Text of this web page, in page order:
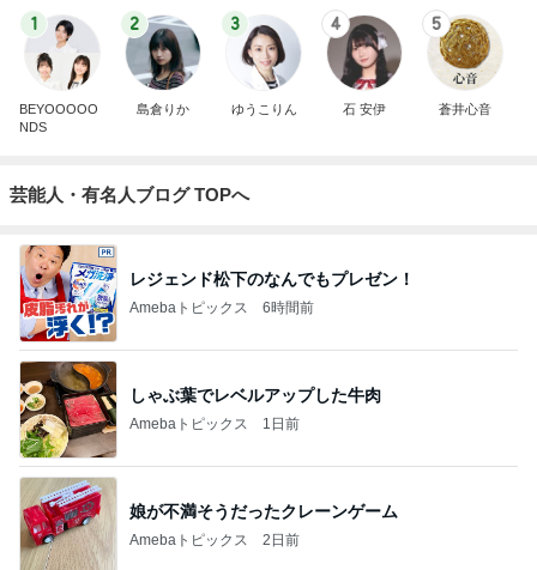
1
BEYOOOOO
NDS
2
島倉りか
3
ゆうこりん
4
石 安伊
5
蒼井心音
芸能人・有名人ブログ TOPへ
レジェンド松下のなんでもプレゼン！
Amebaトピックス 6時間前
しゃぶ葉でレベルアップした牛肉
Amebaトピックス 1日前
娘が不満そうだったクレーンゲーム
Amebaトピックス 2日前